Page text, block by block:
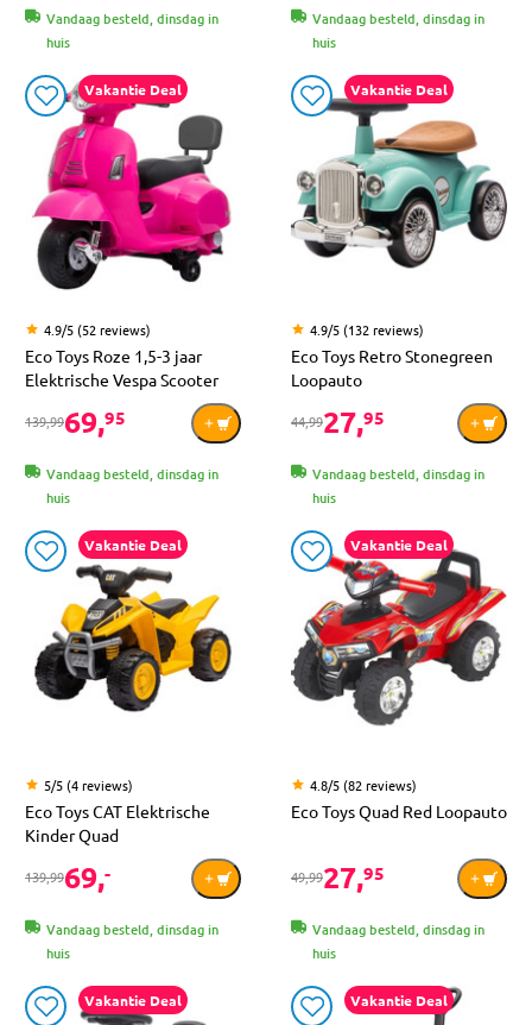
Vandaag besteld, dinsdag in
huis
Vandaag besteld, dinsdag in
huis
Vakantie Deal
4.9/5 (52 reviews)
Eco Toys Roze 1,5-3 jaar
Elektrische Vespa Scooter
139,9969,95
Vandaag besteld, dinsdag in
huis
Vakantie Deal
4.9/5 (132 reviews)
Eco Toys Retro Stonegreen
Loopauto
44,9927,95
Vandaag besteld, dinsdag in
huis
Vakantie Deal
5/5 (4 reviews)
Eco Toys CAT Elektrische
Kinder Quad
139,9969,-
Vandaag besteld, dinsdag in
huis
Vakantie Deal
4.8/5 (82 reviews)
Eco Toys Quad Red Loopauto
49,9927,95
Vandaag besteld, dinsdag in
huis
Vakantie Deal Vakantie Deal